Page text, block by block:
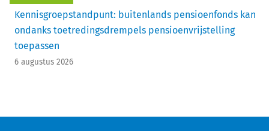
Kennisgroepstandpunt: buitenlands pensioenfonds kan
ondanks toetredingsdrempels pensioenvrijstelling
toepassen
6 augustus 2026